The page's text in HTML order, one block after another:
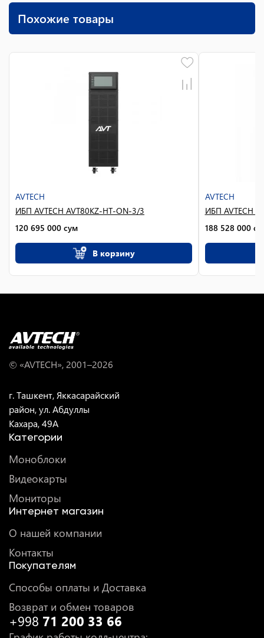
Похожие товары
AVTECH
ИБП AVTECH AVT80KZ-HT-ON-3/3
120 695 000 сум
В корзину
AVTECH
ИБП AVTECH
188 528 000
© «AVTECH», 2001–2026
г. Ташкент, Яккасарайский
район, ул. Абдуллы
Кахара, 49A
Категории
Моноблоки
Видеокарты
Мониторы
Интернет магазин
О нашей компании
Контакты
Покупателям
Способы оплаты и Доставка
Возврат и обмен товаров
+998 71 200 33 66